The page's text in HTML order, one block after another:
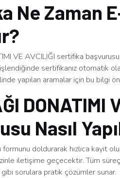
Ne Zaman
VE AVCILIĞI sertifika
sertifikanız otomatik
yapılan aramalar için bu bilgi
DONATIMI
Nasıl
doldurarak hızlıca kayıt
iletişime geçecektir. Tüm
gibi sorulara pratik çözümler sunar.